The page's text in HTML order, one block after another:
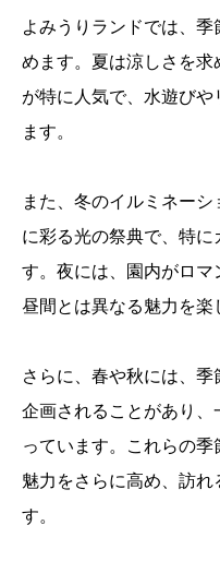
よみうりランドでは、
めます。夏は涼しさを
が特に人気で、水遊びや
ます。
また、冬のイルミネー
に彩る光の祭典で、特
す。夜には、園内がロマ
昼間とは異なる魅力を楽
さらに、春や秋には、
企画されることがあり
っています。これらの
魅力をさらに高め、訪れ
す。